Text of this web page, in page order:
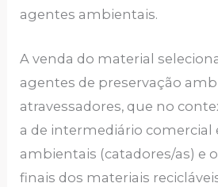
agentes ambientais.
A venda do material
agentes de preservação
atravessadores, que no
a de intermediário comercial
ambientais (catadores/as) e
finais dos materiais